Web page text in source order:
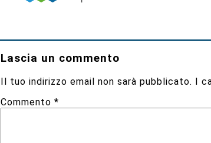
Lascia un commento
Il tuo indirizzo email non sarà pubblicato. I
Commento*